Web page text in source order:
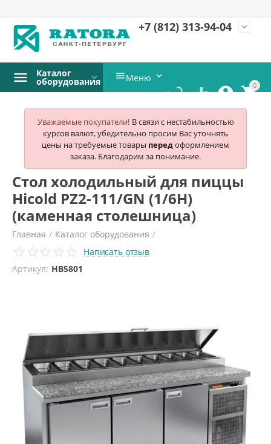
+7 (812) 313-94-04 expand_more
0


 
Каталог
оборудования Меню 
Уважаемые покупатели! В связи с нестабильностью
курсов валют, убедительно просим Вас уточнять
цены на требуемые товары передоформлением
заказа. Благодарим за понимание.
Стол холодильный для пиццы
Hicold PZ2-111/GN (1/6H)
(каменная столешница)
Главная / Каталог оборудования /
Холодильное и морозильное оборудование
Столы холодильные для пиццы
Написать отзыв
Артикул: HB5801